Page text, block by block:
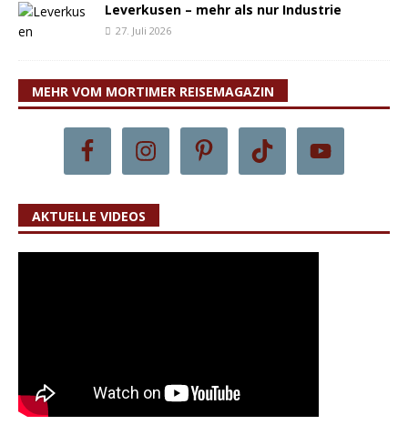
Leverkusen – mehr als nur Industrie
27. Juli 2026
MEHR VOM MORTIMER REISEMAGAZIN
AKTUELLE VIDEOS